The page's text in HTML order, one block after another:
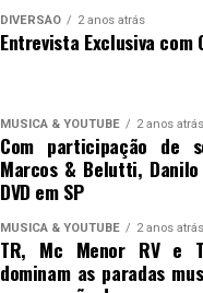
DIVERSÃO 2 anos atrás
Entrevista Exclusiva com
MUSICA & YOUTUBE 2 anos atrás
Com participação de
Marcos & Belutti,
DVD em SP
MUSICA & YOUTUBE 2 anos atrás
TR, Mc Menor RV e
dominam as paradas